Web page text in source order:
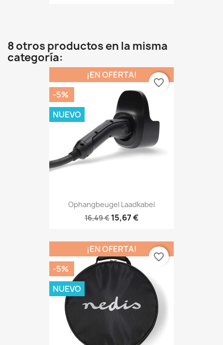
8 otros productos en la misma
categoría:
Ophangbeugel Laadkabel
16,49 € 15,67 €
¡EN OFERTA!
-5%
NUEVO
favorite_border
¡EN OFERTA!
-5%
NUEVO
favorite_border